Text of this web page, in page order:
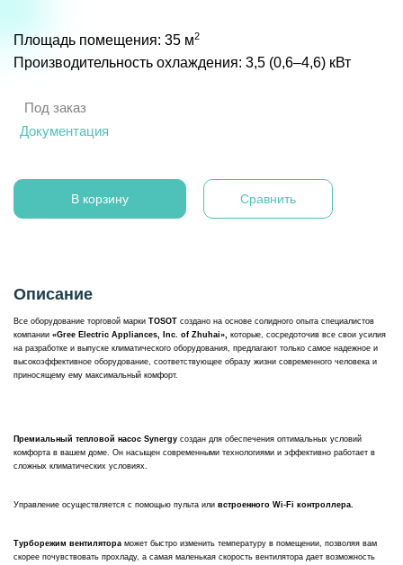
Площадь помещения: 35 м2
Производительность охлаждения: 3,5 (0,6–4,6) кВт
Под заказ
Документация
В корзину Сравнить
Описание
Все оборудование торговой марки TOSOT создано на основе солидного опыта специалистов
компании «Gree Electric Appliances, Inc. of Zhuhai», которые, сосредоточив все свои усилия
на разработке и выпуске климатического оборудования, предлагают только самое надежное и
высокоэффективное оборудование, соответствующее образу жизни современного человека и
приносящему ему максимальный комфорт.
Премиальный тепловой насос Synergy создан для обеспечения оптимальных условий
комфорта в вашем доме. Он насыщен современными технологиями и эффективно работает в
сложных климатических условиях.
Управление осуществляется с помощью пульта или встроенного Wi-Fi контроллера.
Турборежим вентилятора может быстро изменить температуру в помещении, позволяя вам
скорее почувствовать прохладу, а самая маленькая скорость вентилятора дает возможность